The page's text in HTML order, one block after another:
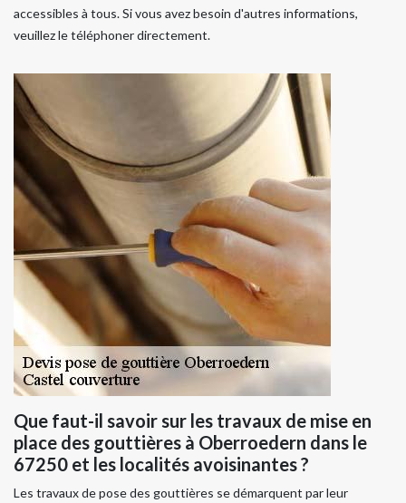
accessibles à tous. Si vous avez besoin d'autres informations,
veuillez le téléphoner directement.
Que faut-il savoir sur les travaux de mise en
place des gouttières à Oberroedern dans le
67250 et les localités avoisinantes ?
Les travaux de pose des gouttières se démarquent par leur